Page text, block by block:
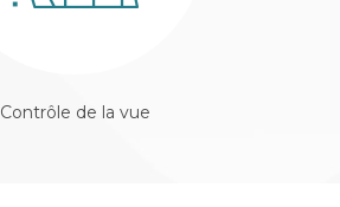
Contrôle de la vue